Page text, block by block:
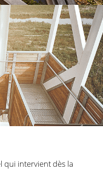
qui intervient dès la